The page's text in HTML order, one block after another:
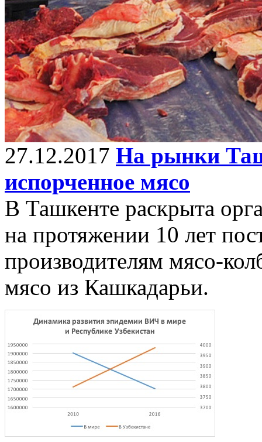
27.12.2017 На рынки
испорченное мясо
В Ташкенте раскрыта
на протяжении 10 лет
производителям мясо-
мясо из Кашкадарьи.